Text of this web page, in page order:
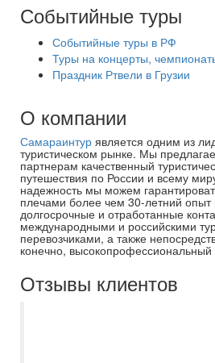
Событийные туры
Событийные туры в РФ
Туры на концерты,
Праздник Ртвели в Грузии
О компании
Самараинтур является одним из
туристическом рынке. Мы
партнерам качественный
путешествия по России и всему
надежность мы можем
плечами более чем 30-летний
долгосрочные и отработанные
международными и российскими
перевозчиками, а также
конечно, высокопрофессиональный
Отзывы клиентов